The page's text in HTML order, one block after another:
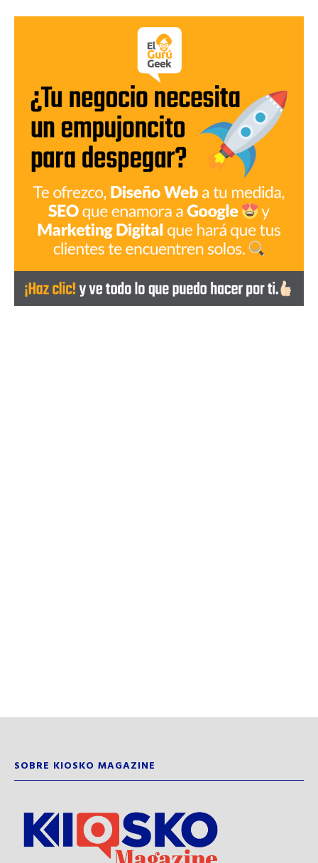
SOBRE KIOSKO MAGAZINE